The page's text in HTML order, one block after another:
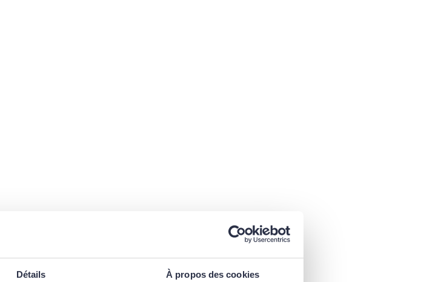
Détails À propos des cookies